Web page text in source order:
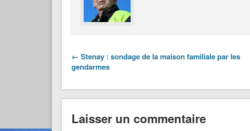
← Stenay : sondage de la maison familiale par les
gendarmes
Laisser un commentaire